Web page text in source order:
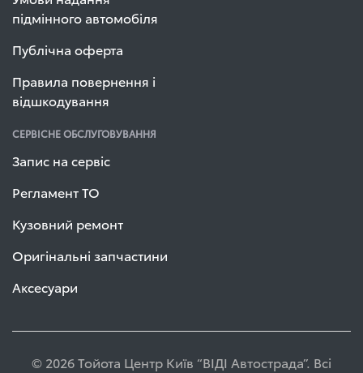
підмінного автомобіля
Публічна оферта
Правила повернення і
відшкодування
СЕРВІСНЕ ОБСЛУГОВУВАННЯ
Запис на сервіс
Регламент ТО
Кузовний ремонт
Оригінальні запчастини
Аксесуари
© 2026 Тойота Центр Київ “ВІДІ Автострада”. Всі